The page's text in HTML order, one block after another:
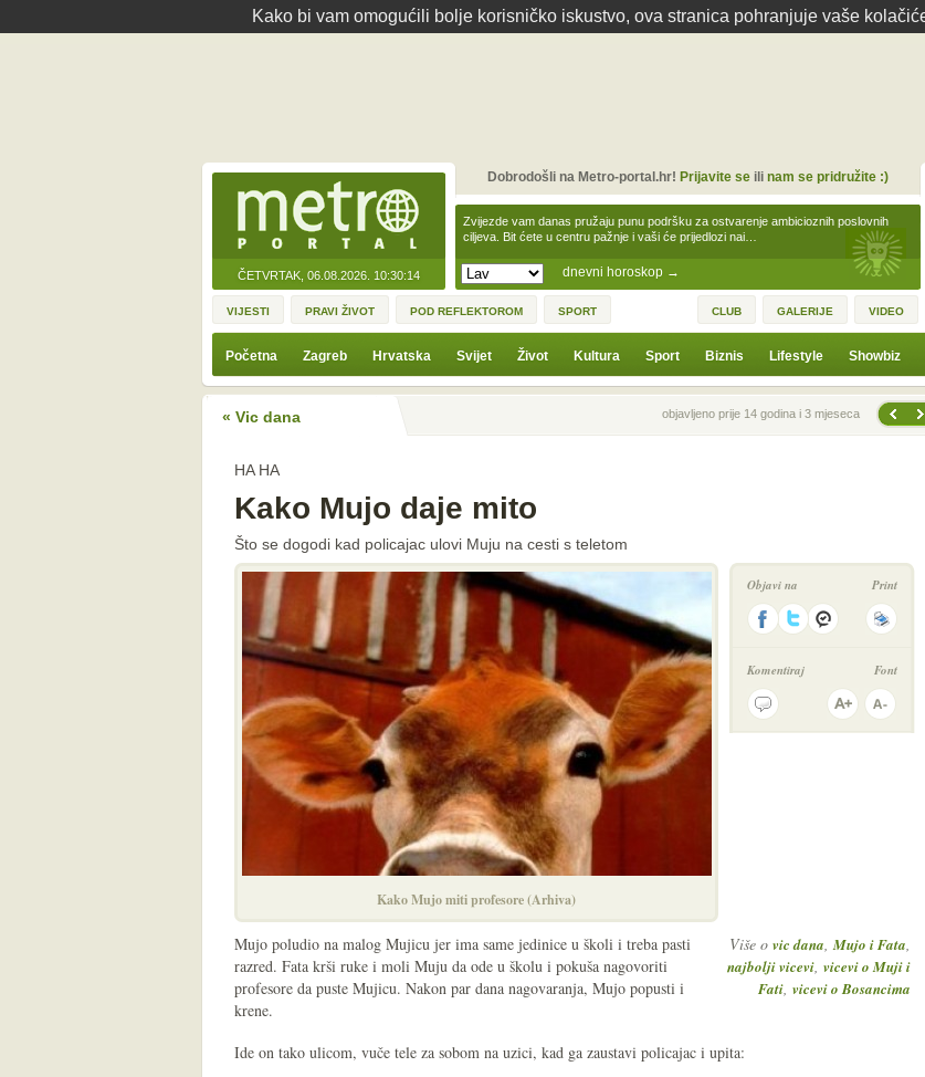
Kako bi vam omogućili bolje korisničko iskustvo, ova stranica pohranjuje vaše
ČETVRTAK, 06.08.2026. 10:30:14 dnevni horoskop →
Zvijezde vam danas pružaju punu podršku za ostvarenje ambicioznih poslovnih
ciljeva. Bit ćete u centru pažnje i vaši će prijedlozi nai…
Dobrodošli na Metro-portal.hr! Prijavite seili nam se pridružite :)
VIJESTI PRAVI ŽIVOT POD REFLEKTOROM SPORT CLUB GALERIJE VIDEO
Početna Zagreb Hrvatska Svijet Život Kultura Sport Biznis Lifestyle Showbiz
« Vic dana Prethodna vijestobjavljeno prije 14 godina i 3 mjeseca
HA HA
Kako Mujo daje mito
Što se dogodi kad policajac ulovi Muju na cesti s teletom
Kako Mujo miti profesore (Arhiva)
Objavi na Print
Komentiraj Font
Više o vic dana,Mujo i Fata,
najbolji vicevi, vicevi o Muji i
Fati, vicevi o Bosancima
Mujo poludio na malog Mujicu jer ima same jedinice u školi i treba pasti
razred. Fata krši ruke i moli Muju da ode u školu i pokuša nagovoriti
profesore da puste Mujicu. Nakon par dana nagovaranja, Mujo popusti i
krene.
Ide on tako ulicom, vuče tele za sobom na uzici, kad ga zaustavi policajac i upita: